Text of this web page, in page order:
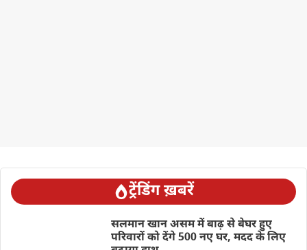
ट्रेंडिंग ख़बरें
सलमान खान असम में बाढ़ से बेघर हुए
परिवारों को देंगे 500 नए घर, मदद के लिए